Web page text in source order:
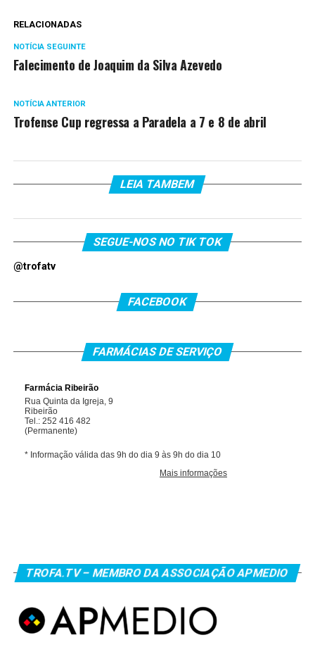
RELACIONADAS
NOTÍCIA SEGUINTE
Falecimento de Joaquim da Silva Azevedo
NOTÍCIA ANTERIOR
Trofense Cup regressa a Paradela a 7 e 8 de abril
LEIA TAMBEM
SEGUE-NOS NO TIK TOK
@trofatv
FACEBOOK
FARMÁCIAS DE SERVIÇO
TROFA.TV – MEMBRO DA ASSOCIAÇÃO APMEDIO